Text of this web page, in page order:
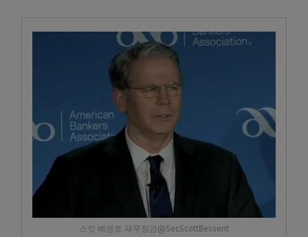
스캇 베센트 재무장관@SecScottBessent